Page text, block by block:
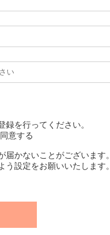
録を行ってください。
意する
届かないことがございます。
う設定をお願いいたします。